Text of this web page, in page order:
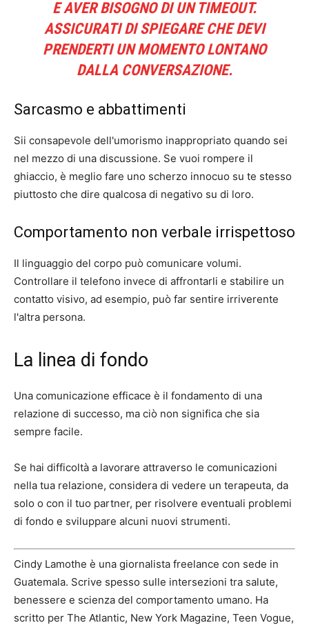
E AVER BISOGNO DI UN TIMEOUT.
ASSICURATI DI SPIEGARE CHE DEVI
PRENDERTI UN MOMENTO LONTANO
DALLA CONVERSAZIONE.
Sarcasmo e abbattimenti
Sii consapevole dell'umorismo inappropriato quando sei
nel mezzo di una discussione. Se vuoi rompere il
ghiaccio, è meglio fare uno scherzo innocuo su te stesso
piuttosto che dire qualcosa di negativo su di loro.
Comportamento non verbale irrispettoso
Il linguaggio del corpo può comunicare volumi.
Controllare il telefono invece di affrontarli e stabilire un
contatto visivo, ad esempio, può far sentire irriverente
l'altra persona.
La linea di fondo
Una comunicazione efficace è il fondamento di una
relazione di successo, ma ciò non significa che sia
sempre facile.
Se hai difficoltà a lavorare attraverso le comunicazioni
nella tua relazione, considera di vedere un terapeuta, da
solo o con il tuo partner, per risolvere eventuali problemi
di fondo e sviluppare alcuni nuovi strumenti.
Cindy Lamothe è una giornalista freelance con sede in
Guatemala. Scrive spesso sulle intersezioni tra salute,
benessere e scienza del comportamento umano. Ha
scritto per The Atlantic, New York Magazine, Teen Vogue,